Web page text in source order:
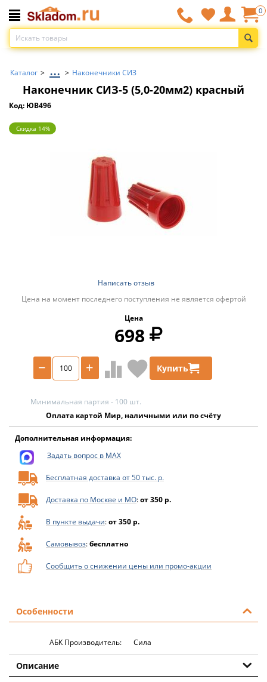
0
Каталог > ... > Наконечники СИЗ
Наконечник СИЗ-5 (5,0-20мм2) красный
Код: ЮВ496
Скидка 14%
Написать отзыв
Цена на момент последнего поступления не является офертой
Цена
698
+
− Купить
Минимальная партия - 100 шт.
Оплата картой Мир, наличными или по счёту
Дополнительная информация:
Задать вопрос в MAX
Бесплатная доставка от 50 тыс. р.
Доставка по Москве и МО:от 350 р.
В пункте выдачи:от 350 р.
Самовывоз:бесплатно
Сообщить о снижении цены или промо-акции
Особенности
АБК Производитель: Сила
Описание